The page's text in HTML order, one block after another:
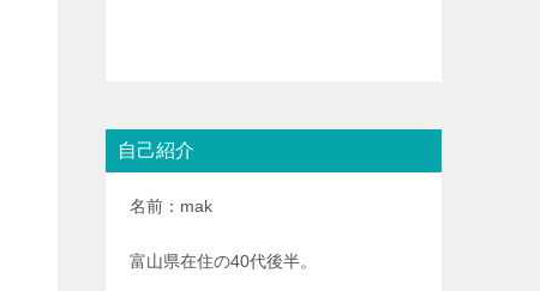
自己紹介
名前：mak
富山県在住の40代後半。